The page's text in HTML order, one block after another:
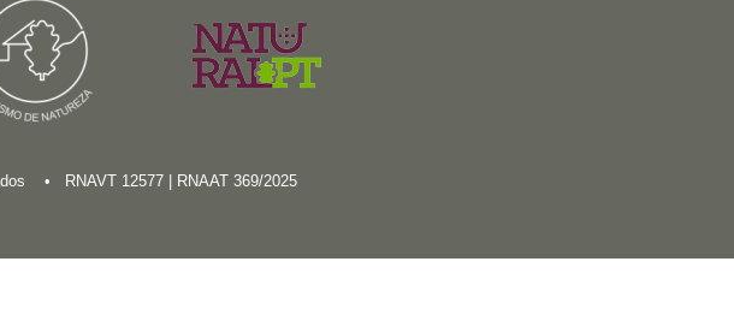
• RNAVT 12577 | RNAAT 369/2025